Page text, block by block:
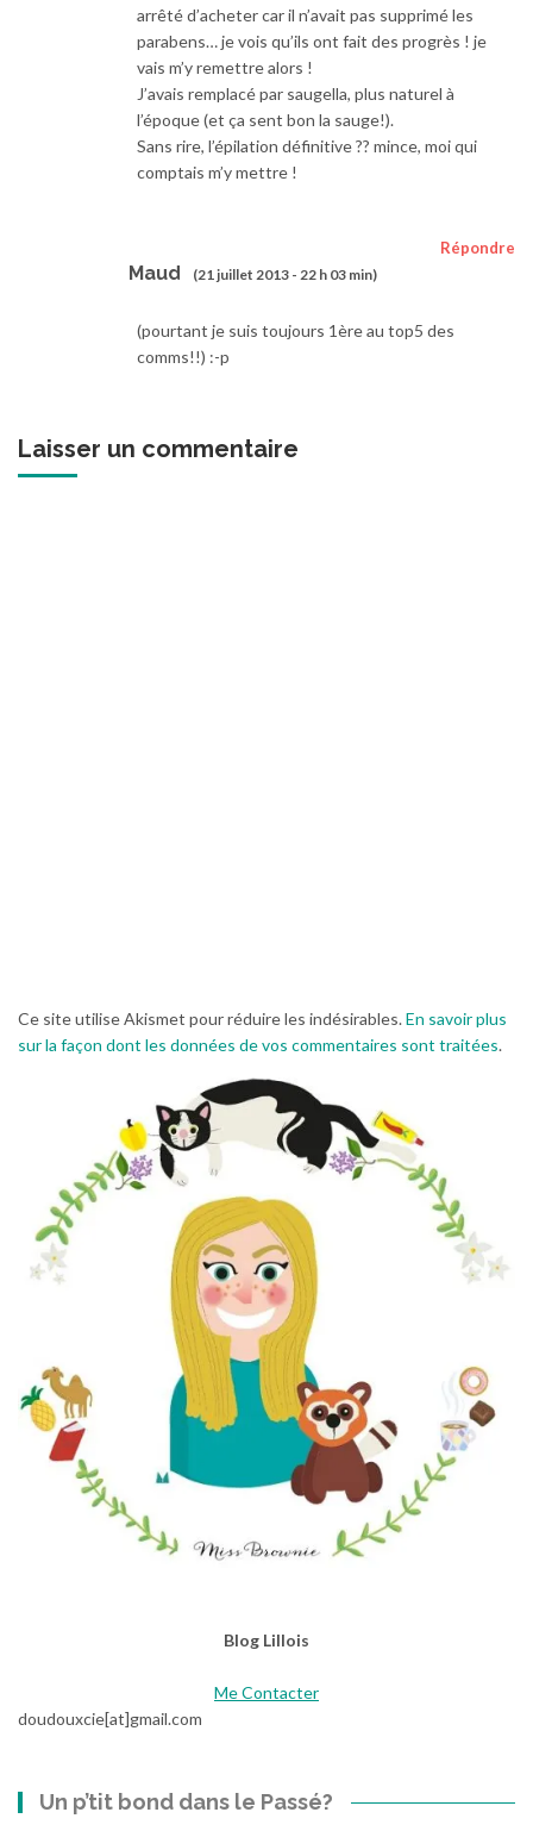
arrêté d’acheter car il n’avait pas supprimé les
parabens… je vois qu’ils ont fait des progrès ! je
vais m’y remettre alors !
J’avais remplacé par saugella, plus naturel à
l’époque (et ça sent bon la sauge!).
Sans rire, l’épilation définitive ?? mince, moi qui
comptais m’y mettre !
Maud (21 juillet 2013 - 22 h 03 min)
Répondre
(pourtant je suis toujours 1ère au top5 des
comms!!) :-p
Laisser un commentaire
Ce site utilise Akismet pour réduire les indésirables.En savoir plus
sur la façon dont les données de vos commentaires sont traitées.
Blog Lillois
Me Contacter
doudouxcie[at]gmail.com
Un p’tit bond dans le Passé?